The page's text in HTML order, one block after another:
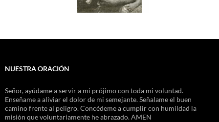
NUESTRA ORACIÓN
Señor, ayúdame a servir a mi prójimo con toda mi voluntad.
Enseñame a aliviar el dolor de mi semejante. Señalame el buen
camino frente al peligro. Concédeme a cumplir con humildad la
misión que voluntariamente he abrazado. AMEN